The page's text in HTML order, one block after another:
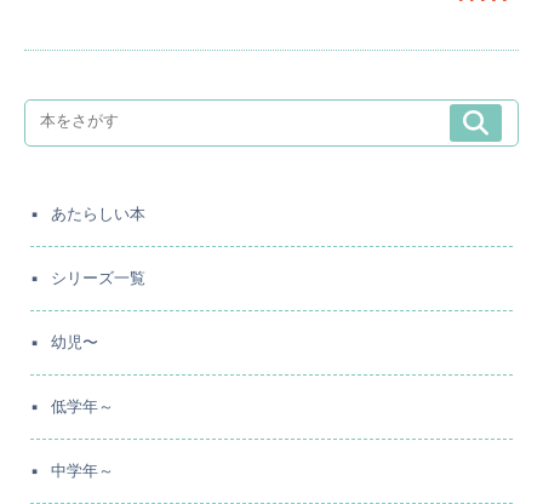
あたらしい本
シリーズ一覧
幼児〜
低学年～
中学年～